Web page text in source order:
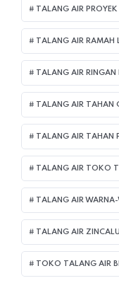
TALANG AIR PROYEK
TALANG AIR RAMAH
TALANG AIR RINGAN
TALANG AIR TAHAN
TALANG AIR TAHAN
TALANG AIR TOKO
TALANG AIR WARNA-
TALANG AIR
TOKO TALANG AIR